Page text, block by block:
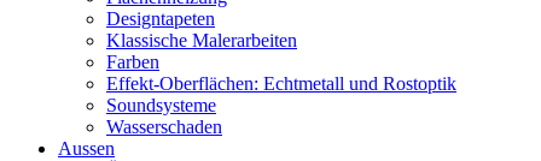
Designtapeten
Klassische Malerarbeiten
Farben
Effekt-Oberflächen: Echtmetall und Rostoptik
Soundsysteme
Wasserschaden
Aussen